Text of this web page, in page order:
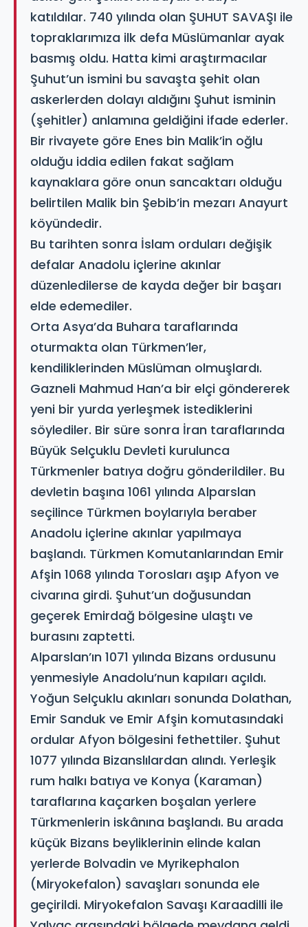
katıldılar. 740 yılında olan ŞUHUT SAVAŞI ile
topraklarımıza ilk defa Müslümanlar ayak
basmış oldu. Hatta kimi araştırmacılar
Şuhut’un ismini bu savaşta şehit olan
askerlerden dolayı aldığını Şuhut isminin
(şehitler) anlamına geldiğini ifade ederler.
Bir rivayete göre Enes bin Malik’in oğlu
olduğu iddia edilen fakat sağlam
kaynaklara göre onun sancaktarı olduğu
belirtilen Malik bin Şebib’in mezarı Anayurt
köyündedir.
Bu tarihten sonra İslam orduları değişik
defalar Anadolu içlerine akınlar
düzenledilerse de kayda değer bir başarı
elde edemediler.
Orta Asya’da Buhara taraflarında
oturmakta olan Türkmen’ler,
kendiliklerinden Müslüman olmuşlardı.
Gazneli Mahmud Han’a bir elçi göndererek
yeni bir yurda yerleşmek istediklerini
söylediler. Bir süre sonra İran taraflarında
Büyük Selçuklu Devleti kurulunca
Türkmenler batıya doğru gönderildiler. Bu
devletin başına 1061 yılında Alparslan
seçilince Türkmen boylarıyla beraber
Anadolu içlerine akınlar yapılmaya
başlandı. Türkmen Komutanlarından Emir
Afşin 1068 yılında Torosları aşıp Afyon ve
civarına girdi. Şuhut’un doğusundan
geçerek Emirdağ bölgesine ulaştı ve
burasını zaptetti.
Alparslan’ın 1071 yılında Bizans ordusunu
yenmesiyle Anadolu’nun kapıları açıldı.
Yoğun Selçuklu akınları sonunda Dolathan,
Emir Sanduk ve Emir Afşin komutasındaki
ordular Afyon bölgesini fethettiler. Şuhut
1077 yılında Bizanslılardan alındı. Yerleşik
rum halkı batıya ve Konya (Karaman)
taraflarına kaçarken boşalan yerlere
Türkmenlerin iskânına başlandı. Bu arada
küçük Bizans beyliklerinin elinde kalan
yerlerde Bolvadin ve Myrikephalon
(Miryokefalon) savaşları sonunda ele
geçirildi. Miryokefalon Savaşı Karaadilli ile